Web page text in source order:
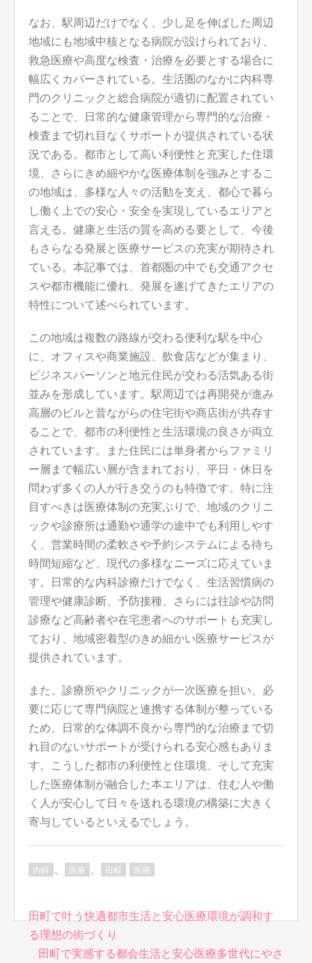
なお、駅周辺だけでなく、少し足を伸ばした周辺
地域にも地域中核となる病院が設けられており、
救急医療や高度な検査・治療を必要とする場合に
幅広くカバーされている。生活圏のなかに内科専
門のクリニックと総合病院が適切に配置されてい
ることで、日常的な健康管理から専門的な治療・
検査まで切れ目なくサポートが提供されている状
況である。都市として高い利便性と充実した住環
境、さらにきめ細やかな医療体制を強みとするこ
の地域は、多様な人々の活動を支え、都心で暮ら
し働く上での安心・安全を実現しているエリアと
言える。健康と生活の質を高める要として、今後
もさらなる発展と医療サービスの充実が期待され
ている。本記事では、首都圏の中でも交通アクセ
スや都市機能に優れ、発展を遂げてきたエリアの
特性について述べられています。
この地域は複数の路線が交わる便利な駅を中心
に、オフィスや商業施設、飲食店などが集まり、
ビジネスパーソンと地元住民が交わる活気ある街
並みを形成しています。駅周辺では再開発が進み
高層のビルと昔ながらの住宅街や商店街が共存す
ることで、都市の利便性と生活環境の良さが両立
されています。また住民には単身者からファミリ
ー層まで幅広い層が含まれており、平日・休日を
問わず多くの人が行き交うのも特徴です。特に注
目すべきは医療体制の充実ぶりで、地域のクリニ
ックや診療所は通勤や通学の途中でも利用しやす
く、営業時間の柔軟さや予約システムによる待ち
時間短縮など、現代の多様なニーズに応えていま
す。日常的な内科診療だけでなく、生活習慣病の
管理や健康診断、予防接種、さらには往診や訪問
診療など高齢者や在宅患者へのサポートも充実し
ており、地域密着型のきめ細かい医療サービスが
提供されています。
また、診療所やクリニックが一次医療を担い、必
要に応じて専門病院と連携する体制が整っている
ため、日常的な体調不良から専門的な治療まで切
れ目のないサポートが受けられる安心感もありま
す。こうした都市の利便性と住環境、そして充実
した医療体制が融合した本エリアは、住む人や働
く人が安心して日々を送れる環境の構築に大きく
寄与しているといえるでしょう。
内科 医療 田町 医療
投
稿
ナ
田町で叶う快適都市生活と安心医療環境が調和す
る理想の街づくり
田町で実感する都会生活と安心医療多世代にやさ